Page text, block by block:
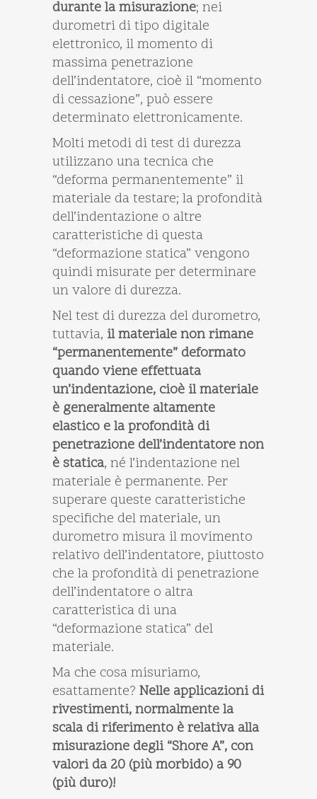
durante la misurazione; nei
durometri di tipo digitale
elettronico, il momento di
massima penetrazione
dell’indentatore, cioè il “momento
di cessazione”, può essere
determinato elettronicamente.
Molti metodi di test di durezza
utilizzano una tecnica che
“deforma permanentemente” il
materiale da testare; la profondità
dell’indentazione o altre
caratteristiche di questa
“deformazione statica” vengono
quindi misurate per determinare
un valore di durezza.
Nel test di durezza del durometro,
tuttavia, il materiale non rimane
“permanentemente” deformato
quando viene effettuata
un’indentazione, cioè il materiale
è generalmente altamente
elastico e la profondità di
penetrazione dell’indentatore non
è statica, né l’indentazione nel
materiale è permanente. Per
superare queste caratteristiche
specifiche del materiale, un
durometro misura il movimento
relativo dell’indentatore, piuttosto
che la profondità di penetrazione
dell’indentatore o altra
caratteristica di una
“deformazione statica” del
materiale.
Ma che cosa misuriamo,
esattamente? Nelle applicazioni di
rivestimenti, normalmente la
scala di riferimento è relativa alla
misurazione degli “Shore A”, con
valori da 20 (più morbido) a 90
(più duro)!